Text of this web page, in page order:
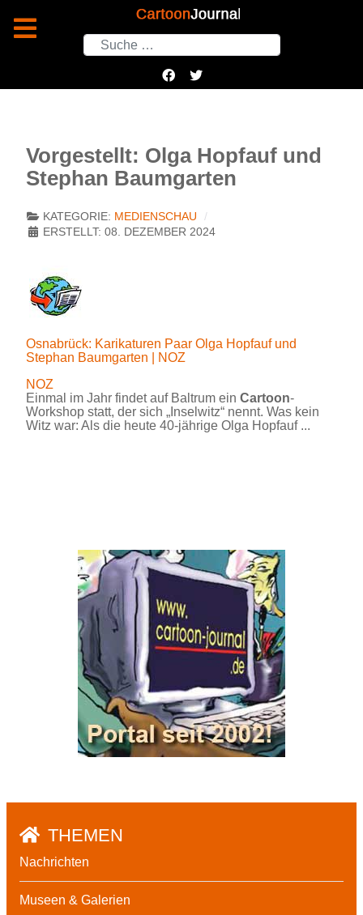
Suchen
Vorgestellt: Olga Hopfauf und
Stephan Baumgarten
KATEGORIE: MEDIENSCHAU
ERSTELLT: 08. DEZEMBER 2024
Osnabrück: Karikaturen Paar Olga Hopfauf und
Stephan Baumgarten | NOZ
NOZ
Einmal im Jahr findet auf Baltrum ein Cartoon-
Workshop statt, der sich „Inselwitz“ nennt. Was kein
Witz war: Als die heute 40-jährige Olga Hopfauf ...
THEMEN
Nachrichten
Museen & Galerien